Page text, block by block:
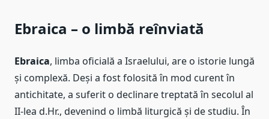
Ebraica – o limbă reînviată
Ebraica, limba oficială a Israelului, are o istorie lungă
și complexă. Deși a fost folosită în mod curent în
antichitate, a suferit o declinare treptată în secolul al
II-lea d.Hr., devenind o limbă liturgică și de studiu. În